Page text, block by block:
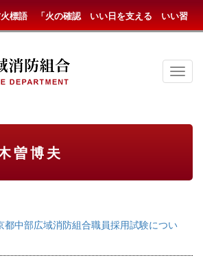
火標語 「火の確認 いい日を支える いい習
京
都
曽博夫
都中部広域消防組合職員採用試験につい